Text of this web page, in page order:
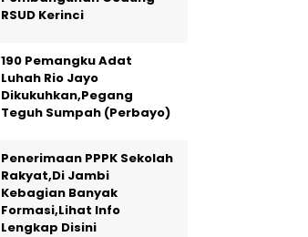
RSUD Kerinci
190 Pemangku Adat
Luhah Rio Jayo
Dikukuhkan,Pegang
Teguh Sumpah (Perbayo)
Penerimaan PPPK Sekolah
Rakyat,Di Jambi
Kebagian Banyak
Formasi,Lihat Info
Lengkap Disini